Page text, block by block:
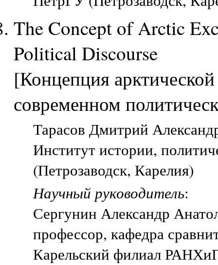
The Concept of Arctic
Political Discourse
[Концепция
современном
Тарасов Дмитрий
Институт истории,
(Петрозаводск, Карелия)
Научный руководитель:
Сергунин Александр
профессор, кафедра
Карельский филиал